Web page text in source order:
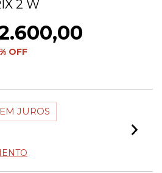
2 W
OFF
JUROS